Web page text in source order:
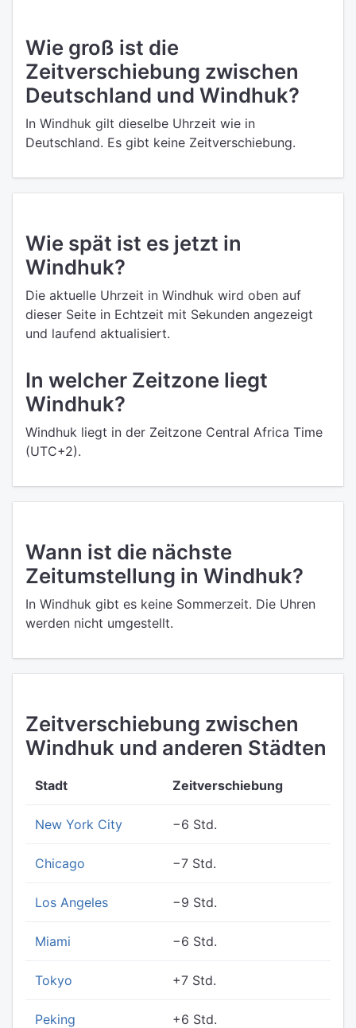
Wie groß ist die
Zeitverschiebung zwischen
Deutschland und Windhuk?
In Windhuk gilt dieselbe Uhrzeit wie in
Deutschland. Es gibt keine Zeitverschiebung.
Wie spät ist es jetzt in
Windhuk?
Die aktuelle Uhrzeit in Windhuk wird oben auf
dieser Seite in Echtzeit mit Sekunden angezeigt
und laufend aktualisiert.
In welcher Zeitzone liegt
Windhuk?
Windhuk liegt in der Zeitzone Central Africa Time
(UTC+2).
Wann ist die nächste
Zeitumstellung in Windhuk?
In Windhuk gibt es keine Sommerzeit. Die Uhren
werden nicht umgestellt.
Zeitverschiebung zwischen
Windhuk und anderen Städten
Stadt Zeitverschiebung
New York City −6 Std.
Chicago −7 Std.
Los Angeles −9 Std.
Miami −6 Std.
Tokyo +7 Std.
Peking +6 Std.